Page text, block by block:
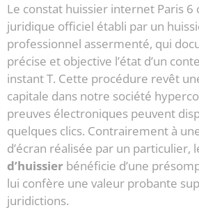
Le constat huissier internet Paris 6
juridique officiel établi par un
professionnel assermenté, qui
précise et objective l’état d’un
instant T. Cette procédure revêt
capitale dans notre société
preuves électroniques peuvent
quelques clics. Contrairement à
d’écran réalisée par un particulier,
d’huissier bénéficie d’une
lui confère une valeur probante
juridictions.